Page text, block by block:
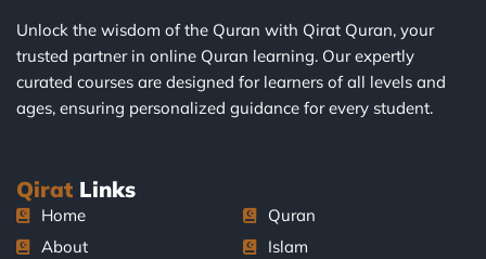
Unlock the wisdom of the Quran with Qirat Quran, your
trusted partner in online Quran learning. Our expertly
curated courses are designed for learners of all levels and
ages, ensuring personalized guidance for every student.
Qirat Links
Home
About
Quran
Islam